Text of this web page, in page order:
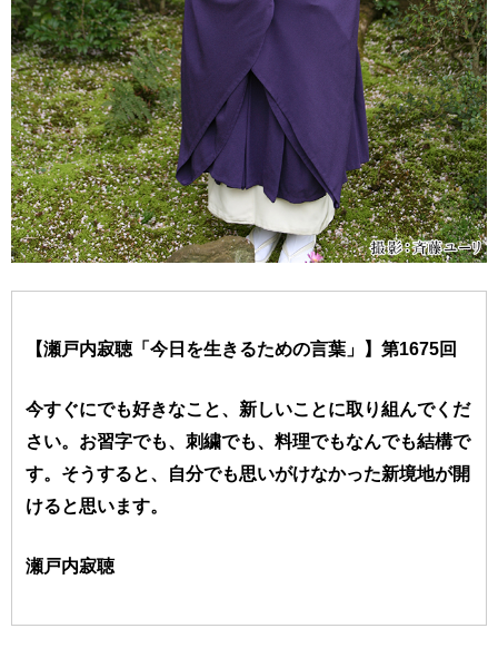
【瀬戸内寂聴「今日を生きるための言葉」】第1675回
今すぐにでも好きなこと、新しいことに取り組んでくだ
さい。お習字でも、刺繍でも、料理でもなんでも結構で
す。そうすると、自分でも思いがけなかった新境地が開
けると思います。
瀬戸内寂聴